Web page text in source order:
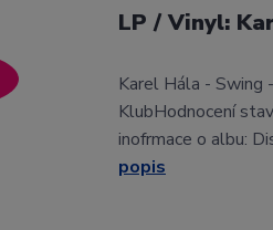
LP / Vinyl:
Karel Hála - Swing
KlubHodnocení
inofrmace o albu:
popis